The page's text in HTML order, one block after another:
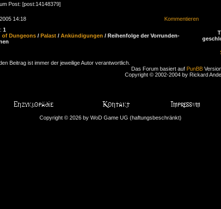
Post: [post:14148379]
14:18
Kommentieren
1
of Dungeons / Palast / Ankündigungen / Reihenfolge der Vorrunden-
Beitrag ist immer der jeweilige Autor verantwortlich.
Das Forum basiert auf PunBB
Copyright © 2002-2004 by Rickard
Copyright © 2026 by WoD Game UG (haftungsbeschränkt)